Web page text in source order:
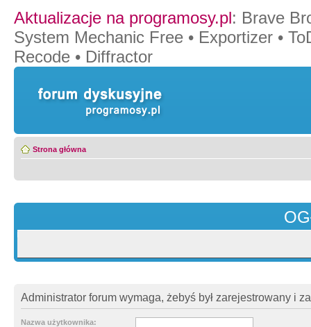
Aktualizacje na programosy.pl: Brave
System Mechanic Free • Exportizer •
Recode • Diffractor
Strona główna
Administrator forum wymaga, żebyś był zarejestrowany i
Nazwa użytkownika: